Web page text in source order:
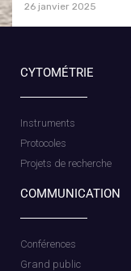
26 janvier 2025
CYTOMÉTRIE
Instruments
Protocoles
Projets de recherche
COMMUNICATION
Conférences
Grand public